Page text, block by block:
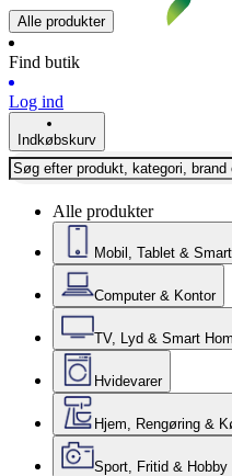
Alle produkter
Find butik
Log ind
Indkøbskurv
Alle produkter
Mobil, Tablet &
Computer & Kontor
TV, Lyd & Smart
Hvidevarer
Hjem, Rengøring &
Sport, Fritid & Hobby